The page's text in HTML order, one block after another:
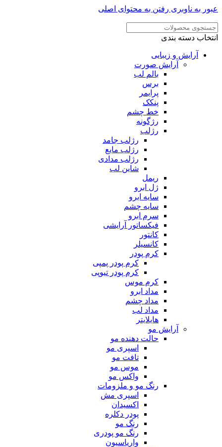
به ناوبریرفتن به محتوای اصلی
دسته بندی
آرایش و زیبایی
آرایش صورت
بالم لب
برس
پرایمر
پنکک
خط چشم
رژگونه
رژلب
رژلب جامد
رژلب مایع
رژلب مدادی
شاین لب
ریمل
ژل ابرو
سایه ابرو
سایه چشم
سرم ابرو
فیکساتور آرایشی
کانتور
کانسیلر
کرم پودر
کرم پودر پمپی
کرم پودر تیوپی
کرم موس
مداد ابرو
مداد چشم
مداد لب
هایلایتر
آرایش مو
حالت دهنده مو
اسپری مو
تافت مو
موس مو
واکس مو
رنگ مو و ملزومات
اسپری مش
اکسیدان
پودر دکلره
رنگ مو
رنگ مو پودری
واریاسیون